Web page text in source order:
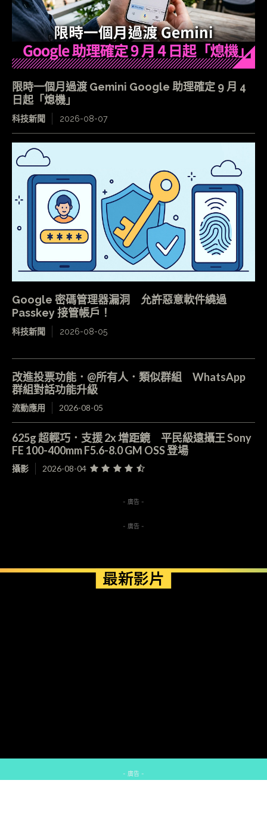
限時一個月過渡 Gemini Google 助理確定 9 月 4
日起「熄機」
科技新聞 2026-08-07
Google 密碼管理器漏洞 允許惡意軟件繞過
Passkey 接管帳戶！
科技新聞 2026-08-05
改進投票功能．@所有人．類似群組 WhatsApp
群組對話功能升級
流動應用 2026-08-05
625g 超輕巧．支援 2x 增距鏡 平民級遠攝王 Sony
FE 100-400mm F5.6-8.0 GM OSS 登場
攝影 2026-08-04
- 廣告 -
- 廣告 -
最新影片
- 廣告 -